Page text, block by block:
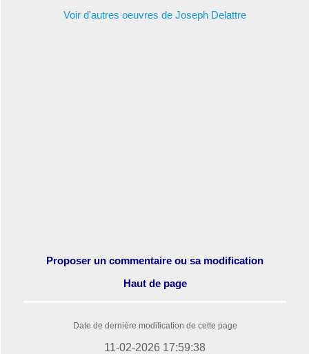
Voir d'autres oeuvres de Joseph Delattre
Proposer un commentaire ou sa modification
Haut de page
Date de dernière modification de cette page
11-02-2026 17:59:38